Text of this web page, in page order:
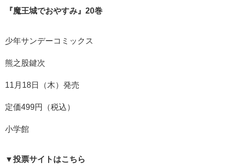
『魔王城でおやすみ』20巻
少年サンデーコミックス
熊之股鍵次
11月18日（木）発売
定価499円（税込）
小学館
▼投票サイトはこちら